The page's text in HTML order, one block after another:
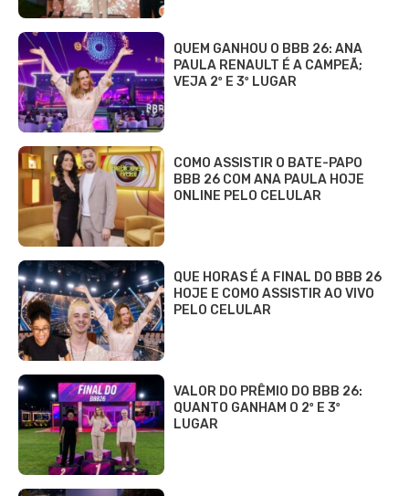
QUEM GANHOU O BBB 26: ANA
PAULA RENAULT É A CAMPEÃ;
VEJA 2º E 3º LUGAR
COMO ASSISTIR O BATE-PAPO
BBB 26 COM ANA PAULA HOJE
ONLINE PELO CELULAR
QUE HORAS É A FINAL DO BBB 26
HOJE E COMO ASSISTIR AO VIVO
PELO CELULAR
VALOR DO PRÊMIO DO BBB 26:
QUANTO GANHAM O 2º E 3º
LUGAR